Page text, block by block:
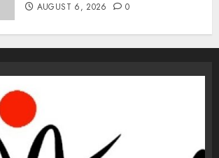
AUGUST 6, 2026 0